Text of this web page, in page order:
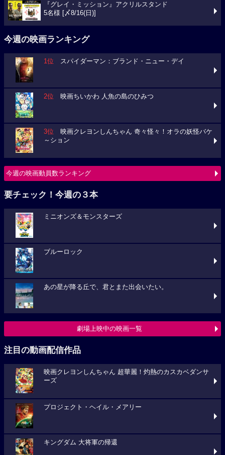
『グレイ・ミッション』アクリルスタンド
5名様 [〆8/16(日)]
今週の映画ランキング
1位 スパイダーマン：ブランド・ニュー・デイ
2位 映画ちいかわ 人魚の島のひみつ
3位 映画クレヨンしんちゃん 奇々怪々！オラの妖怪バケ
～ション
今週の映画動員数ランキング
要チェック！今週の３本
ミニオンズ＆モンスターズ
ブルーロック
あの星が降る丘で、君とまた出会いたい。
劇場上映中の映画一覧
注目の動画配信作品
映画クレヨンしんちゃん 超華麗！灼熱のカスカベダンサ
ーズ
プロジェクト・ヘイル・メアリー
キングダム 大将軍の帰還